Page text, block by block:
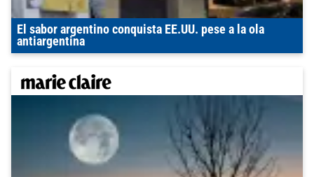
El sabor argentino conquista EE.UU. pese a la ola
antiargentina